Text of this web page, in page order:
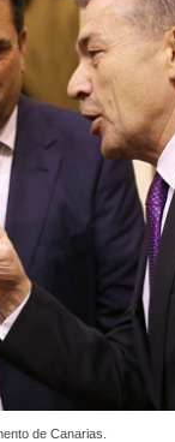
de Canarias.